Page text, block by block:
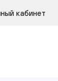
кабинет